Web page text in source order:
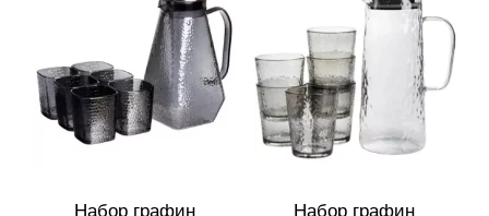
Набор графин
Набор графин